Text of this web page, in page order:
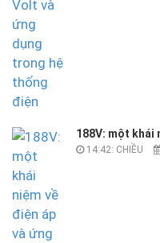
188V: một khái
14:42: CHIỀU